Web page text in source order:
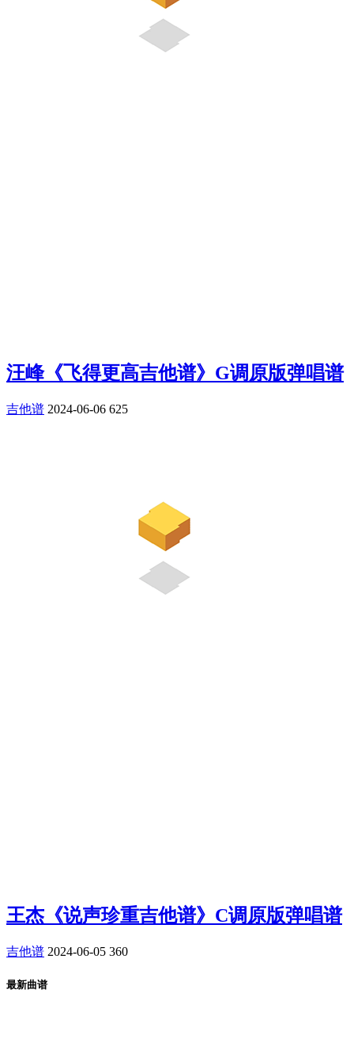
汪峰《飞得更高吉他谱》G调原版弹唱谱
吉他谱 2024-06-06 625
王杰《说声珍重吉他谱》C调原版弹唱谱
吉他谱 2024-06-05 360
最新曲谱